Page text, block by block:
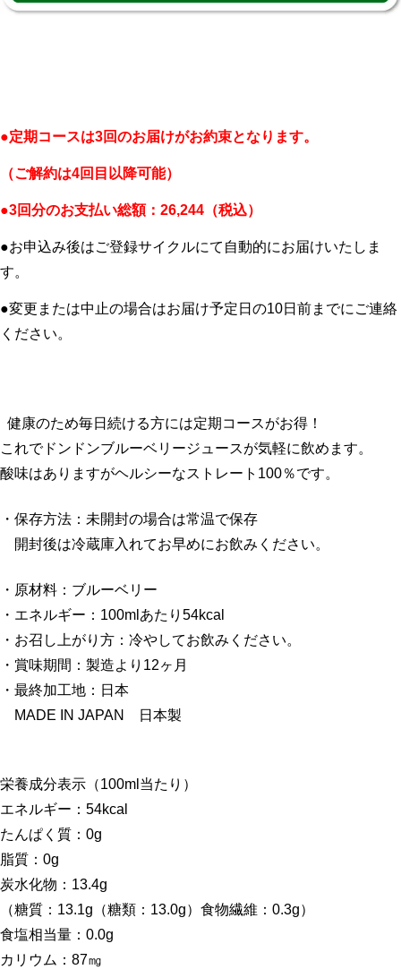
●定期コースは3回のお届けがお約束となります。
（ご解約は4回目以降可能）
●3回分のお支払い総額：26,244（税込）
●お申込み後はご登録サイクルにて自動的にお届けいたしま
す。
●変更または中止の場合はお届け予定日の10日前までにご連絡
ください。
健康のため毎日続ける方には定期コースがお得！
これでドンドンブルーベリージュースが気軽に飲めます。
酸味はありますがヘルシーなストレート100％です。
・保存方法：未開封の場合は常温で保存
開封後は冷蔵庫入れてお早めにお飲みください。
・原材料：ブルーベリー
・エネルギー：100mlあたり54kcal
・お召し上がり方：冷やしてお飲みください。
・賞味期間：製造より12ヶ月
・最終加工地：日本
MADE IN JAPAN 日本製
栄養成分表示（100ml当たり）
エネルギー：54kcal
たんぱく質：0g
脂質：0g
炭水化物：13.4g
（糖質：13.1g（糖類：13.0g）食物繊維：0.3g）
食塩相当量：0.0g
カリウム：87㎎